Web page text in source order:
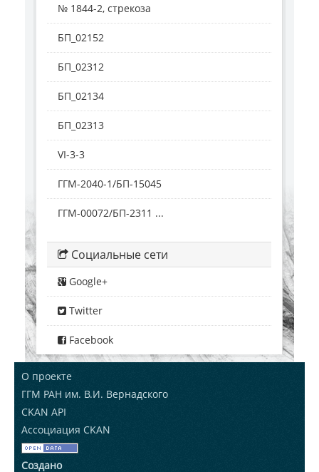
№ 1844-2, стрекоза
БП_02152
БП_02312
БП_02134
БП_02313
VI-3-3
ГГМ-2040-1/БП-15045
ГГМ-00072/БП-2311 ...
Социальные сети
Google+
Twitter
Facebook
О проекте
ГГМ РАН им. В.И. Вернадского
CKAN API
Ассоциация CKAN
Создано